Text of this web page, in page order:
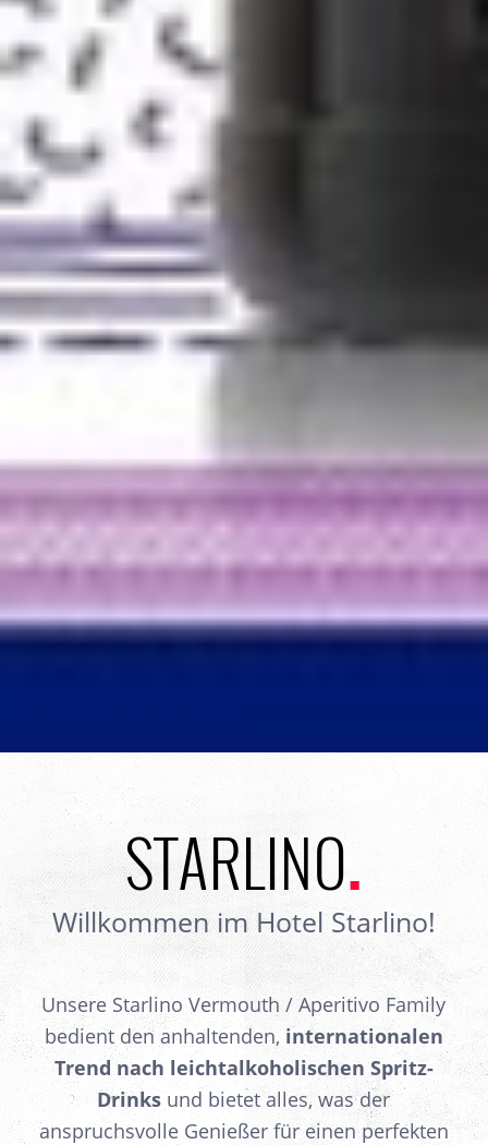
STARLINO.
Willkommen im Hotel Starlino!
Unsere Starlino Vermouth / Aperitivo Family
bedient den anhaltenden, internationalen
Trend nach leichtalkoholischen Spritz-
Drinks und bietet alles, was der
anspruchsvolle Genießer für einen perfekten